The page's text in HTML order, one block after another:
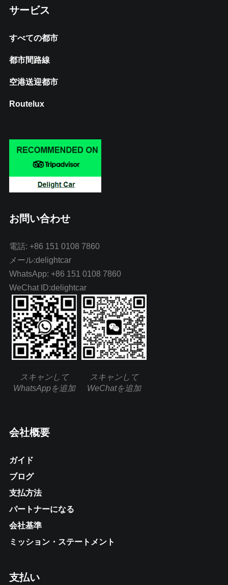
サービス
すべての都市
都市間路線
空港送迎都市
Routelux
お問い合わせ
電話: +86 151 0108 7860
メール:delightcar
WhatsApp: +86 151 0108 7860
WeChat ID:delightcar
スキャンして
WhatsAppを追加
スキャンして
WeChatを追加
会社概要
ガイド
ブログ
支払方法
パートナーになる
会社基準
ミッション・ステートメント
支払い